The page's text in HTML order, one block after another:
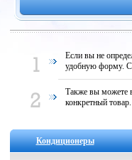
Если вы не
удобную форму.
Также вы можете
конкретный
Кондиционеры